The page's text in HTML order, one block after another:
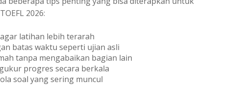
2026:
latihan lebih terarah
batas waktu seperti ujian asli
tanpa mengabaikan bagian lain
progres secara berkala
soal yang sering muncul